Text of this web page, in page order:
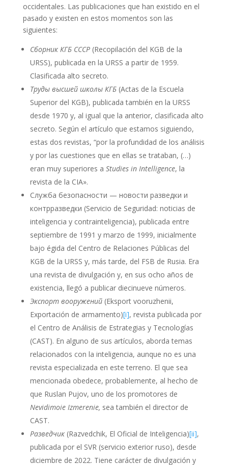
occidentales. Las publicaciones que han existido en el
pasado y existen en estos momentos son las
siguientes:
Сборник КГБ СССР(Recopilación del KGB de la
URSS), publicada en la URSS a partir de 1959.
Clasificada alto secreto.
Труды высшей школы КГБ(Actas de la Escuela
Superior del KGB), publicada también en la URSS
desde 1970 y, al igual que la anterior, clasificada alto
secreto. Según el artículo que estamos siguiendo,
estas dos revistas, “por la profundidad de los análisis
y por las cuestiones que en ellas se trataban, (…)
eran muy superiores a Studies in Intelligence, la
revista de la CIA».
Служба безопасности — новости разведки и
контрразведки (Servicio de Seguridad: noticias de
inteligencia y contrainteligencia), publicada entre
septiembre de 1991 y marzo de 1999, inicialmente
bajo égida del Centro de Relaciones Públicas del
KGB de la URSS y, más tarde, del FSB de Rusia. Era
una revista de divulgación y, en sus ocho años de
existencia, llegó a publicar diecinueve números.
Экспорт вооружений(Eksport vooruzhenii,
Exportación de armamento)[i], revista publicada por
el Centro de Análisis de Estrategias y Tecnologías
(CAST). En alguno de sus artículos, aborda temas
relacionados con la inteligencia, aunque no es una
revista especializada en este terreno. El que sea
mencionada obedece, probablemente, al hecho de
que Ruslan Pujov, uno de los promotores de
Nevidimoie Izmerenie, sea también el director de
CAST.
Разведчик(Razvedchik, El Oficial de Inteligencia)[ii],
publicada por el SVR (servicio exterior ruso), desde
diciembre de 2022. Tiene carácter de divulgación y